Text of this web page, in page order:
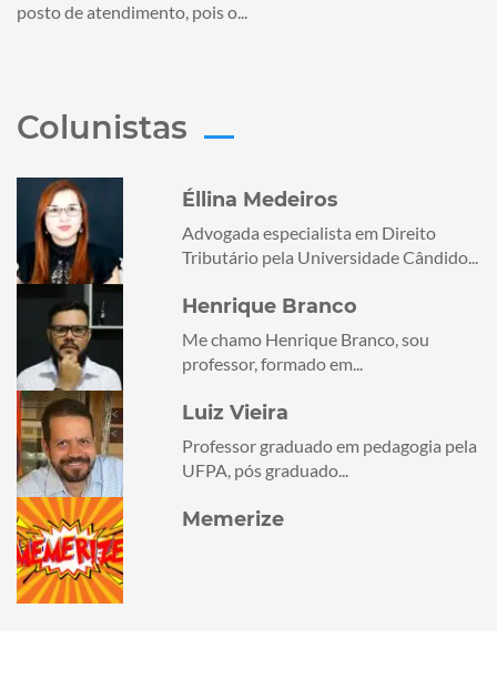
posto de atendimento, pois o...
Colunistas
Éllina Medeiros
Advogada especialista em Direito
Tributário pela Universidade Cândido...
Henrique Branco
Me chamo Henrique Branco, sou
professor, formado em...
Luiz Vieira
Professor graduado em pedagogia pela
UFPA, pós graduado...
Memerize